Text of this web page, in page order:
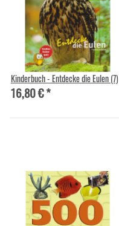
Kinderbuch - Entdecke die Eulen (7)
16,80 €*